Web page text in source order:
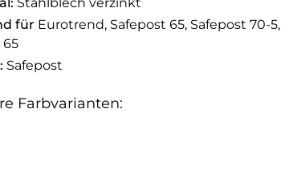
für Eurotrend, Safepost 65, Safepost 70-
65
Safepost
Farbvarianten: